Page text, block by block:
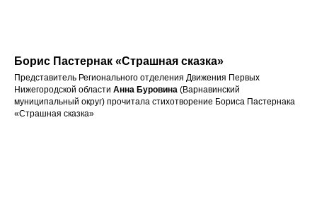
Борис Пастернак «Страшная сказка»
Представитель Регионального отделения Движения Первых
Нижегородской области Анна Буровина (Варнавинский
муниципальный округ) прочитала стихотворение Бориса Пастернака
«Страшная сказка»